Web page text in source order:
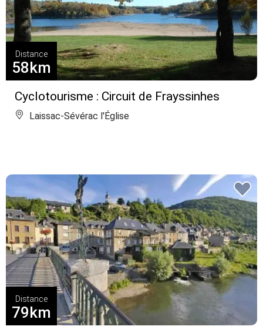
Cyclotourisme : Circuit de Frayssinhes
Distance
58km
Laissac-Sévérac l'Église
Distance
79km